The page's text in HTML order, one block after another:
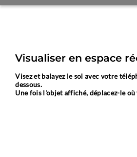
Visualiser en espace
Visez et balayez le sol avec votre
dessous.
Une fois l'objet affiché, déplacez-le où